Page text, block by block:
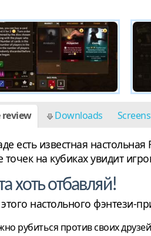
review Downloads
есть известная
на кубиках увидит
хоть отбавляй!
настольного фэнтези-
рубиться против своих